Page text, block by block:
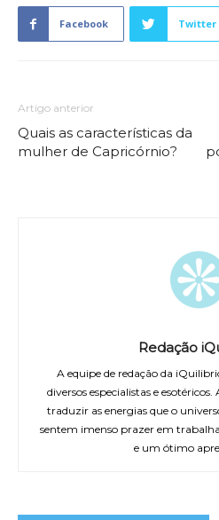
Facebook Twitter
Artigo anterior
Quais as características da
mulher de Capricórnio?
Redação
A equipe de redação da
diversos especialistas e
traduzir as energias que o
sentem imenso prazer em
e um ótimo